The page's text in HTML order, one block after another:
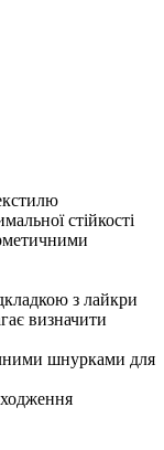
стійкості
з лайкри
визначити
шнурками для